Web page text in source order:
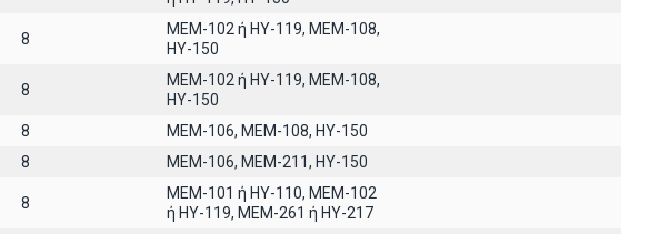
8
MEM-102 ή ΗΥ-119, ΜΕΜ-108,
ΗΥ-150
8
ΜΕΜ-102 ή ΗΥ-119, ΜΕΜ-108,
ΗΥ-150
8
ΜΕΜ-106, ΜΕΜ-108, ΗΥ-150
8 ΜΕΜ-106, ΜΕΜ-211, ΗΥ-150
8
ΜΕΜ-101 ή ΗΥ-110, MEM-102
ή ΗΥ-119, ΜΕΜ-261 ή ΗΥ-217